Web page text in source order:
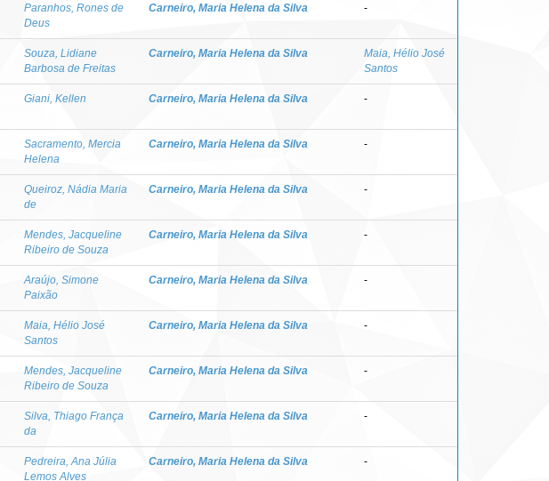
Paranhos, Rones de
Deus
Carneiro, Maria Helena da Silva -
Souza, Lidiane
Barbosa de Freitas
Carneiro, Maria Helena da Silva
Maia, Hélio José
Santos
Giani, Kellen Carneiro, Maria Helena da Silva -
Sacramento, Mercia
Helena
Carneiro, Maria Helena da Silva -
Queiroz, Nádia Maria
de
Carneiro, Maria Helena da Silva -
Mendes, Jacqueline
Ribeiro de Souza
Carneiro, Maria Helena da Silva -
Araújo, Simone
Paixão
Carneiro, Maria Helena da Silva -
Maia, Hélio José
Santos
Carneiro, Maria Helena da Silva -
Mendes, Jacqueline
Ribeiro de Souza
Carneiro, Maria Helena da Silva -
Silva, Thiago França
da
Carneiro, Maria Helena da Silva -
Pedreira, Ana Júlia
Lemos Alves
Carneiro, Maria Helena da Silva -